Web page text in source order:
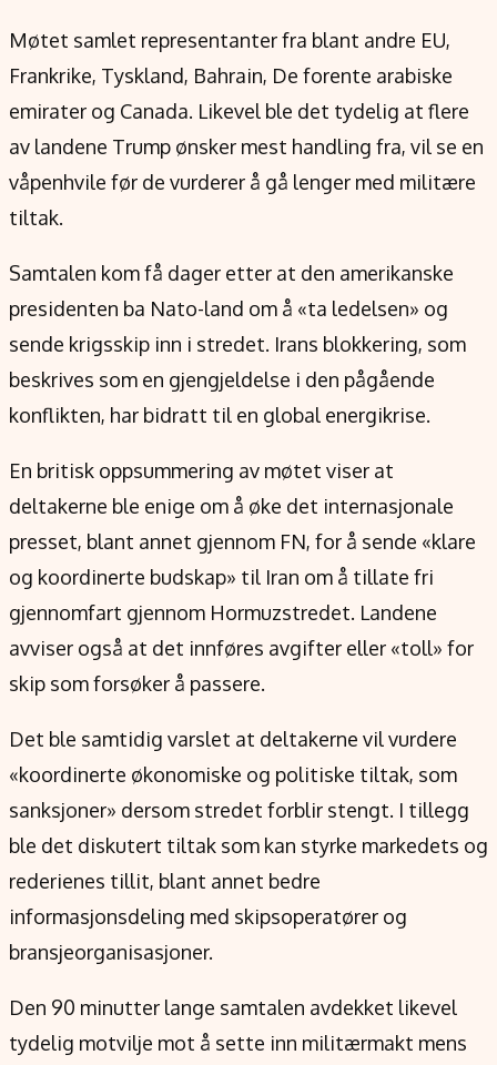
Møtet samlet representanter fra blant andre EU,
Frankrike, Tyskland, Bahrain, De forente arabiske
emirater og Canada. Likevel ble det tydelig at flere
av landene Trump ønsker mest handling fra, vil se en
våpenhvile før de vurderer å gå lenger med militære
tiltak.
Samtalen kom få dager etter at den amerikanske
presidenten ba Nato-land om å «ta ledelsen» og
sende krigsskip inn i stredet. Irans blokkering, som
beskrives som en gjengjeldelse i den pågående
konflikten, har bidratt til en global energikrise.
En britisk oppsummering av møtet viser at
deltakerne ble enige om å øke det internasjonale
presset, blant annet gjennom FN, for å sende «klare
og koordinerte budskap» til Iran om å tillate fri
gjennomfart gjennom Hormuzstredet. Landene
avviser også at det innføres avgifter eller «toll» for
skip som forsøker å passere.
Det ble samtidig varslet at deltakerne vil vurdere
«koordinerte økonomiske og politiske tiltak, som
sanksjoner» dersom stredet forblir stengt. I tillegg
ble det diskutert tiltak som kan styrke markedets og
rederienes tillit, blant annet bedre
informasjonsdeling med skipsoperatører og
bransjeorganisasjoner.
Den 90 minutter lange samtalen avdekket likevel
tydelig motvilje mot å sette inn militærmakt mens